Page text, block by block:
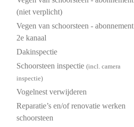
(niet verplicht)
Vegen van schoorsteen - abonnement
2e kanaal
Dakinspectie
Schoorsteen inspectie (incl. camera
inspectie)
Vogelnest verwijderen
Reparatie’s en/of renovatie werken
schoorsteen